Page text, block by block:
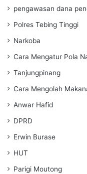
pengawasan dana
Polres Tebing Tinggi
Narkoba
Cara Mengatur Pola
Tanjungpinang
Cara Mengolah
Anwar Hafid
DPRD
Erwin Burase
HUT
Parigi Moutong